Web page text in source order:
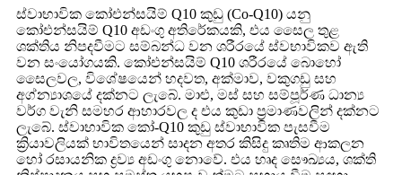
ස්වාභාවික කෝඑන්සයිම් Q10 කුඩු (Co-Q10) යනු
කෝඑන්සයිම් Q10 අඩංගු අතිරේකයකි, එය සෛල තුළ
ශක්තිය නිපදවීමට සම්බන්ධ වන ශරීරයේ ස්වභාවිකව ඇති
වන සංයෝගයකි. කෝඑන්සයිම් Q10 ශරීරයේ බොහෝ
සෛලවල, විශේෂයෙන් හදවත, අක්මාව, වකුගඩු සහ
අග්න්‍යාශයේ දක්නට ලැබේ. මාළු, මස් සහ සම්පූර්ණ ධාන්‍ය
වර්ග වැනි සමහර ආහාරවල ද එය කුඩා ප්‍රමාණවලින් දක්නට
ලැබේ. ස්වාභාවික කෝ-Q10 කුඩු ස්වාභාවික පැසවීම
ක්‍රියාවලියක් භාවිතයෙන් සාදන අතර කිසිදු කෘතිම ආකලන
හෝ රසායනික ද්‍රව්‍ය අඩංගු නොවේ. එය හෘද සෞඛ්‍යය, ශක්ති